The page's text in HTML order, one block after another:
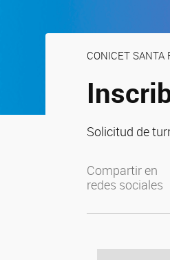
CONICET SANTA
Solicitud de
Compartir en
redes sociales